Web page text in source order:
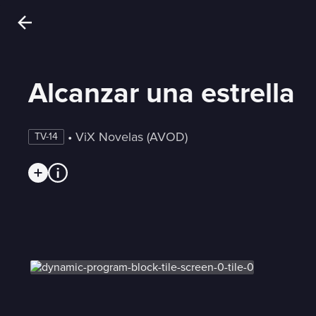
Alcanzar una estrella
TV-14 • ViX Novelas (AVOD)